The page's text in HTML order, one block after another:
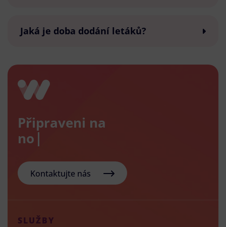
Jaká je doba dodání letáků?
Připraveni na
nový e-
Kontaktujte nás
SLUŽBY